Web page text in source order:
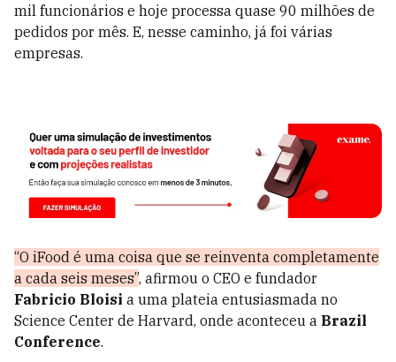
mil funcionários e hoje processa quase 90 milhões de
pedidos por mês. E, nesse caminho, já foi várias
empresas.
“O iFood é uma coisa que se reinventa completamente
a cada seis meses”, afirmou o CEO e fundador
Fabricio Bloisi a uma plateia entusiasmada no
Science Center de Harvard, onde aconteceu a Brazil
Conference.